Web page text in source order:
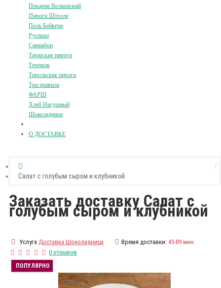
Пекарня Волконский
Пироги Штолле
Поль Бейкери
Руспыш
Синнабон
Татарские пироги
Теремок
Тирольские пироги
Три правила
ФАРШ
Хлеб Насущный
Шоколадница
О ДОСТАВКЕ
Салат с голубым сыром и клубникой
Заказать доставку Салат с
голубым сыром и клубникой
Услуга Доставка Шоколадница Время доставки: 45-89 мин.
0 отзывов
ПОПУЛЯРНО